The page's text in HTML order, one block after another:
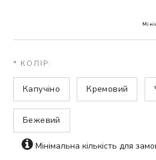
* КОЛІР:
Капучіно Кремовий
Бежевий
Мінімальна кількість для